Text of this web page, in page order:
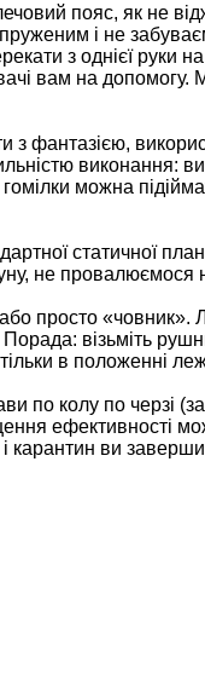
пояс, як не
і не
з однієї руки на
вам на допомогу.
з фантазією,
виконання:
можна
статичної
не провалюємося
просто «човник».
візьміть
в положенні
по колу по черзі
ефективності
карантин ви